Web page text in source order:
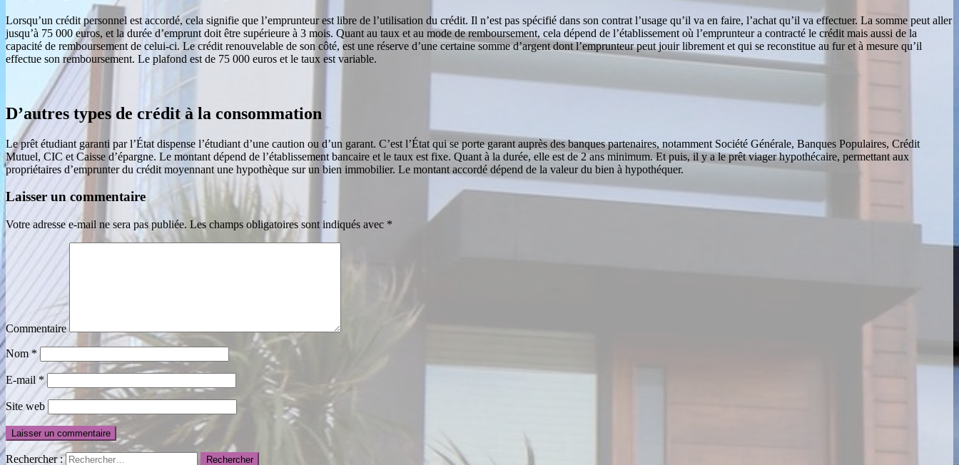
Lorsqu’un crédit personnel est accordé, cela signifie que l’emprunteur est libre de l’utilisation du crédit. Il n’est pas spécifié dans son contrat l’usage qu’il va en faire, l’achat qu’il va effectuer. La somme peut aller
jusqu’à 75 000 euros, et la durée d’emprunt doit être supérieure à 3 mois. Quant au taux et au mode de remboursement, cela dépend de l’établissement où l’emprunteur a contracté le crédit mais aussi de la
capacité de remboursement de celui-ci. Le crédit renouvelable de son côté, est une réserve d’une certaine somme d’argent dont l’emprunteur peut jouir librement et qui se reconstitue au fur et à mesure qu’il
effectue son remboursement. Le plafond est de 75 000 euros et le taux est variable.
D’autres types de crédit à la consommation
Le prêt étudiant garanti par l’État dispense l’étudiant d’une caution ou d’un garant. C’est l’État qui se porte garant auprès des banques partenaires, notamment Société Générale, Banques Populaires, Crédit
Mutuel, CIC et Caisse d’épargne. Le montant dépend de l’établissement bancaire et le taux est fixe. Quant à la durée, elle est de 2 ans minimum. Et puis, il y a le prêt viager hypothécaire, permettant aux
propriétaires d’emprunter du crédit moyennant une hypothèque sur un bien immobilier. Le montant accordé dépend de la valeur du bien à hypothéquer.
Laisser un commentaire
Votre adresse e-mail ne sera pas publiée. Les champs obligatoires sont indiqués avec *
Commentaire
Nom *
E-mail *
Site web
Rechercher :